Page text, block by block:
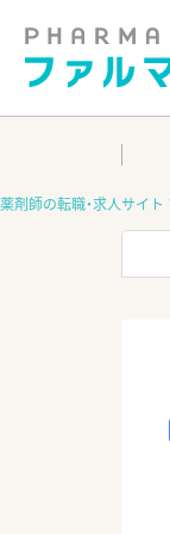
薬剤師の転職・求人サイ